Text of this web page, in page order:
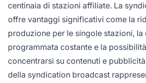
centinaia di stazioni affiliate. La
offre vantaggi significativi come la
produzione per le singole stazioni, la
programmata costante e la
concentrarsi su contenuti e pubblicità
della syndication broadcast